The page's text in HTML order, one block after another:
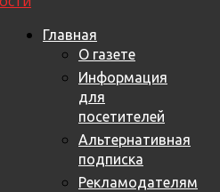
Главная
О газете
Информация
для
посетителей
Альтернативная
подписка
Рекламодателям